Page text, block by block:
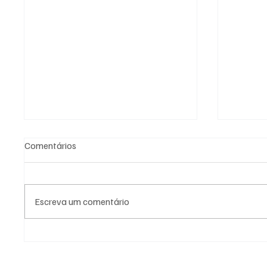
Comentários
Escreva um comentário